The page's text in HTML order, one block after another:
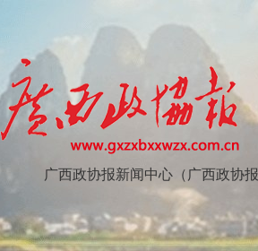
广西政协报新闻中心（广西政协